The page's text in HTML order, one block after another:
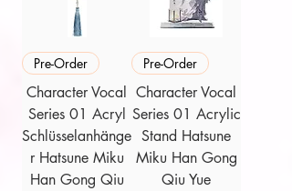
Pre-Order
Character Vocal
Series 01 Acryl
Schlüsselanhänge
r Hatsune Miku
Han Gong Qiu
Pre-Order
Character Vocal
Series 01 Acrylic
Stand Hatsune
Miku Han Gong
Qiu Yue